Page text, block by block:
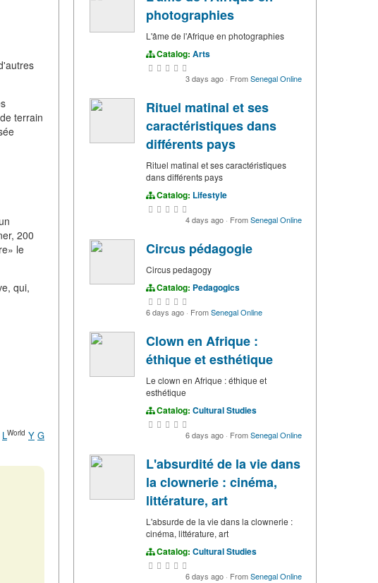
terrain
200
le
qui,
LWorld Y G
photographies
L'âme de l'Afrique en photographies
Catalog: Arts
3 days ago · FromSenegal Online
Rituel matinal et ses
caractéristiques dans
différents pays
Rituel matinal et ses caractéristiques
dans différents pays
Catalog: Lifestyle
4 days ago · FromSenegal Online
Circus pédagogie
Circus pedagogy
Catalog: Pedagogics
6 days ago · FromSenegal Online
Clown en Afrique :
éthique et esthétique
Le clown en Afrique : éthique et
esthétique
Catalog: Cultural Studies
6 days ago · FromSenegal Online
L'absurdité de la vie dans
la clownerie : cinéma,
littérature, art
L'absurde de la vie dans la clownerie :
cinéma, littérature, art
Catalog: Cultural Studies
6 days ago · FromSenegal Online